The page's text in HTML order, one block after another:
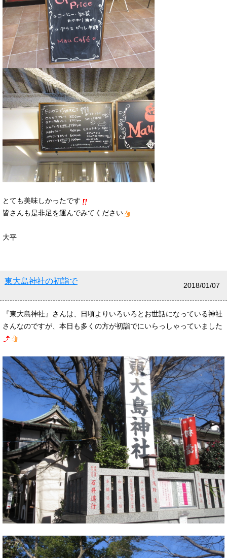
とても美味しかったです
皆さんも是非足を運んでみてください
大平
東大島神社の初詣で 2018/01/07
『東大島神社』さんは、日頃よりいろいろとお世話になっている神社
さんなのですが、本日も多くの方が初詣でにいらっしゃっていました